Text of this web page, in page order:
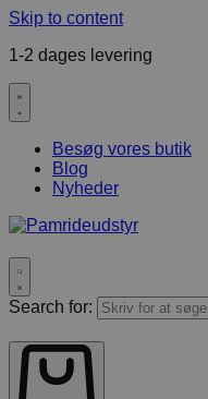
Skip to content
1-2 dages levering
Besøg vores butik
Blog
Nyheder
Search for: